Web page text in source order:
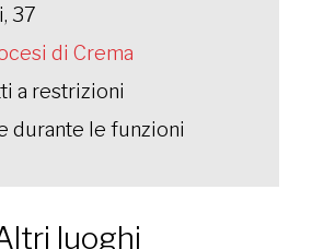
37
di Crema
a restrizioni
durante le funzioni
luoghi